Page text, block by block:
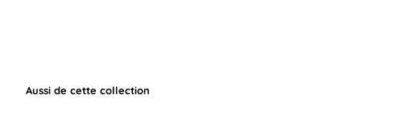
Aussi de cette collection